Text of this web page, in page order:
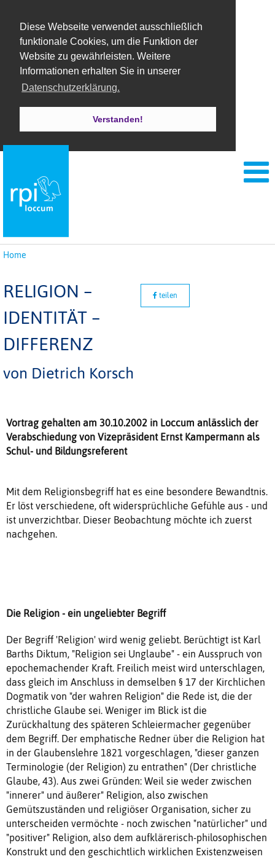
Diese Webseite verwendet ausschließlich
funktionale Cookies, um die Funktion der
Website zu gewährleisten. Weitere
Informationen erhalten Sie in unserer
Datenschutzerklärung.
Verstanden!
Home
RELIGION –
IDENTITÄT –
DIFFERENZ
teilen
von Dietrich Korsch
Vortrag gehalten am 30.10.2002 in Loccum anlässlich der
Verabschiedung von Vizepräsident Ernst Kampermann als
Schul- und Bildungsreferent
Mit dem Religionsbegriff hat es eine besondere Bewandtnis.
Er löst verschiedene, oft widersprüchliche Gefühle aus - und
ist unverzichtbar. Dieser Beobachtung möchte ich zuerst
nachgehen.
Die Religion - ein ungeliebter Begriff
Der Begriff 'Religion' wird wenig geliebt. Berüchtigt ist Karl
Barths Diktum, "Religion sei Unglaube" - ein Ausspruch von
epochemachender Kraft. Freilich meist wird unterschlagen,
dass gleich im Anschluss in demselben § 17 der Kirchlichen
Dogmatik von "der wahren Religion" die Rede ist, die der
christliche Glaube sei. Weniger im Blick ist die
Zurückhaltung des späteren Schleiermacher gegenüber
dem Begriff. Der emphatische Redner über die Religion hat
in der Glaubenslehre 1821 vorgeschlagen, "dieser ganzen
Terminologie (der Religion) zu entrathen" (Der christliche
Glaube, 43). Aus zwei Gründen: Weil sie weder zwischen
"innerer" und äußerer" Religion, also zwischen
Gemütszuständen und religiöser Organisation, sicher zu
unterscheiden vermöchte - noch zwischen "natürlicher" und
"positiver" Religion, also dem aufklärerisch-philosophischen
Konstrukt und den geschichtlich wirklichen Existenzweisen